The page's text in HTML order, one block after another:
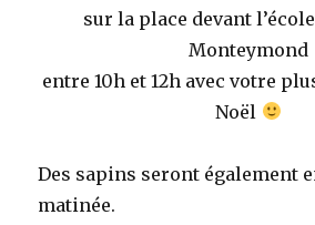
sur la place devant
Monteymond
entre 10h et 12h avec votre
Noël
Des sapins seront également
matinée.